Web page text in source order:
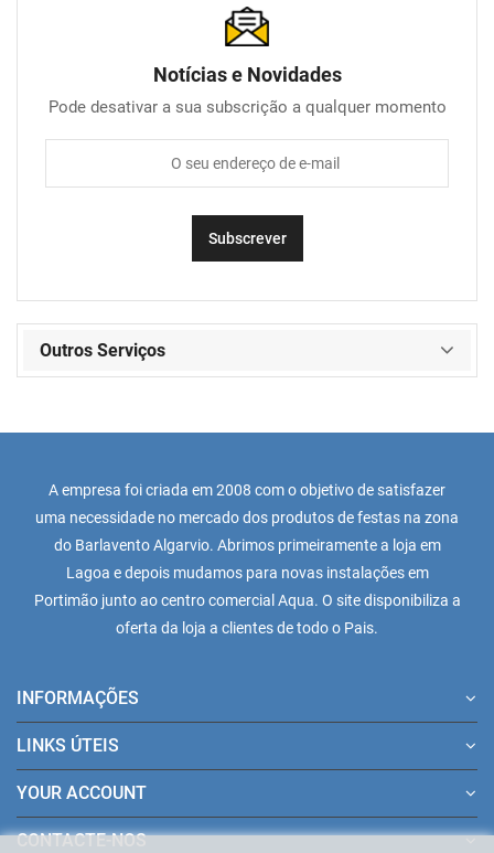
Notícias e Novidades
Pode desativar a sua subscrição a qualquer momento
Outros Serviços
A empresa foi criada em 2008 com o objetivo de satisfazer
uma necessidade no mercado dos produtos de festas na zona
do Barlavento Algarvio. Abrimos primeiramente a loja em
Lagoa e depois mudamos para novas instalações em
Portimão junto ao centro comercial Aqua. O site disponibiliza a
oferta da loja a clientes de todo o Pais.
INFORMAÇÕES
LINKS ÚTEIS
YOUR ACCOUNT
CONTACTE-NOS